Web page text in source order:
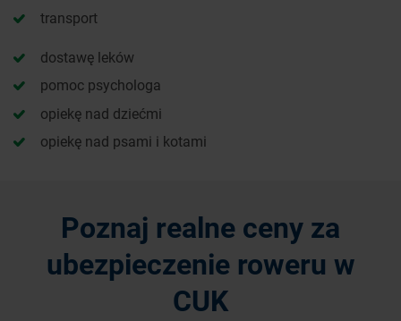
transport
dostawę leków
pomoc psychologa
opiekę nad dziećmi
opiekę nad psami i kotami
Poznaj realne ceny za
ubezpieczenie roweru w
CUK